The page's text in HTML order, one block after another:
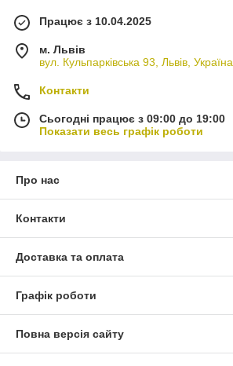
Працює з 10.04.2025
м. Львів
вул. Кульпарківська 93, Львів, Україна
Контакти
Сьогодні працює з 09:00 до 19:00
Показати весь графік роботи
Про нас
Контакти
Доставка та оплата
Графік роботи
Повна версія сайту